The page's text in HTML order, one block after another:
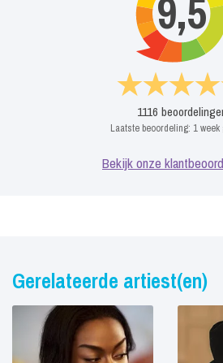
9,5
1116
Laatste beoordeling: 1
Bekijk onze
Gerelateerde artiest(en)